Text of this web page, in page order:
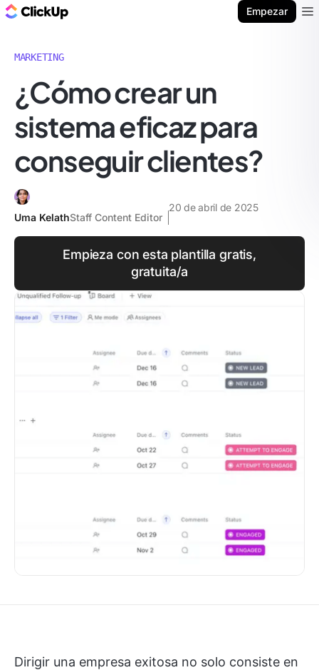
Empezar
MARKETING
¿Cómo crear un
sistema eficaz para
conseguir clientes?
Uma KelathStaff Content Editor
20 de abril de 2025
Empieza con esta plantilla gratis,
gratuita/a
Dirigir una empresa exitosa no solo consiste en